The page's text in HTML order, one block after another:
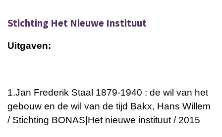
Stichting Het Nieuwe Instituut
Uitgaven:
1.Jan Frederik Staal 1879-1940 : de wil van het
gebouw en de wil van de tijd Bakx, Hans Willem
/ Stichting BONAS|Het nieuwe instituut / 2015